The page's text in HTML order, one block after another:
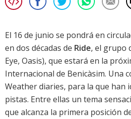
El 16 de junio se pondrá en
en dos décadas de Ride, el grupo
Eye, Oasis), que estará en la
Internacional de Benicàsim. Una
Weather diaries, para la que han
pistas. Entre ellas un tema
que alcanza la primera posición